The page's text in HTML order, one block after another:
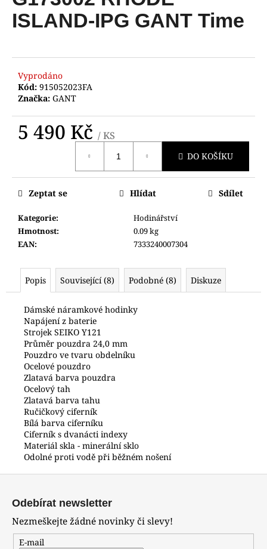
0,0
ISLAND-IPG GANT Time
Vyprodáno
Kód: 915052023FA
Značka: GANT
5 490 Kč / KS
DO KOŠÍKU
Kategorie:
Hodinářství
Hmotnost:
0.09 kg
EAN: 7333240007304
Zeptat se Hlídat Sdílet
Popis Související (8) Podobné (8) Diskuze
Dámské náramkové hodinky
Napájení z baterie
Strojek SEIKO Y121
Průměr pouzdra 24,0 mm
Pouzdro ve tvaru obdelníku
Ocelové pouzdro
Zlatavá barva pouzdra
Ocelový tah
Zlatavá barva tahu
Ručičkový ciferník
Bílá barva ciferníku
Ciferník s dvanácti indexy
Materiál skla - minerální sklo
Odolné proti vodě při běžném nošení
a
j
t
?
HLEDAT
D
p
o
j
POLICE
PEWGQ0056801
690
Kč
Odebírat newsletter
Nezmeškejte žádné novinky či slevy!
E-mail